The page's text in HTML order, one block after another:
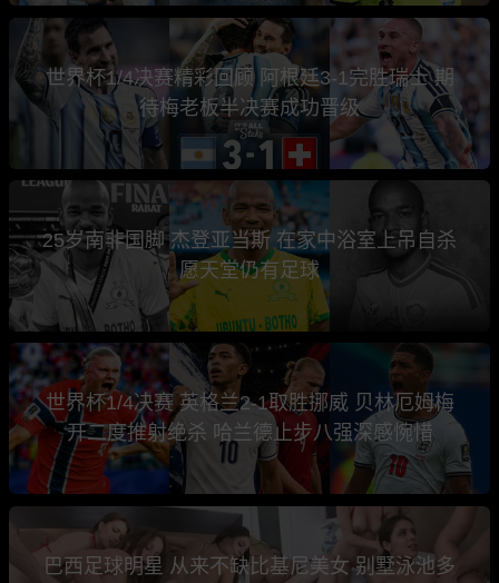
世界杯1/4决赛精彩回顾 阿根廷3-1完胜瑞士 期
待梅老板半决赛成功晋级
25岁南非国脚 杰登亚当斯 在家中浴室上吊自杀
愿天堂仍有足球
世界杯1/4决赛 英格兰2-1取胜挪威 贝林厄姆梅
开二度推射绝杀 哈兰德止步八强深感惋惜
巴西足球明星 从来不缺比基尼美女 别墅泳池多